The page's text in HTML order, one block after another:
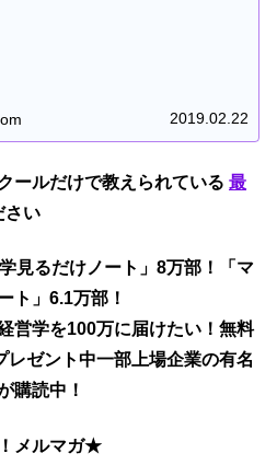
2019.02.22
ールだけで教えられている 最
さい
見るだけノート」8万部！「マ
ト」6.1万部！
営学を100万に届けたい！無料
ゼント中一部上場企業の有名
購読中！
メルマガ★